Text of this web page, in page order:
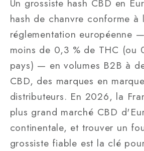
Un grossiste hash CBD en
hash de chanvre conforme à
réglementation européenne
moins de 0,3 % de THC (ou
pays) — en volumes B2B à
CBD, des marques en
distributeurs. En 2026, la
plus grand marché CBD
continentale, et trouver un
grossiste fiable est la clé